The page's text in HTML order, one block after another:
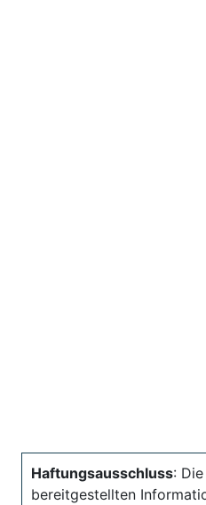
Haftungsausschluss:
bereitgestellten